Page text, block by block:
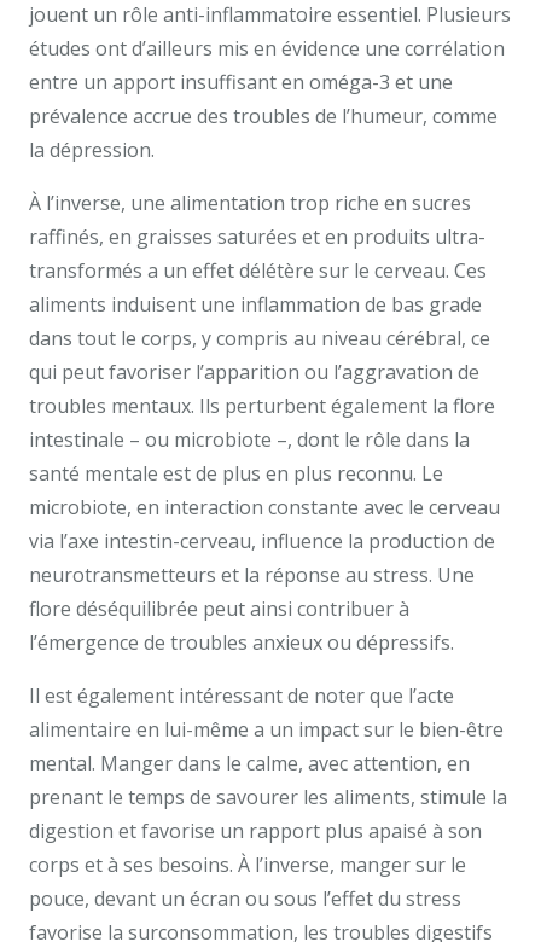
jouent un rôle anti-inflammatoire essentiel. Plusieurs
études ont d’ailleurs mis en évidence une corrélation
entre un apport insuffisant en oméga-3 et une
prévalence accrue des troubles de l’humeur, comme
la dépression.
À l’inverse, une alimentation trop riche en sucres
raffinés, en graisses saturées et en produits ultra-
transformés a un effet délétère sur le cerveau. Ces
aliments induisent une inflammation de bas grade
dans tout le corps, y compris au niveau cérébral, ce
qui peut favoriser l’apparition ou l’aggravation de
troubles mentaux. Ils perturbent également la flore
intestinale – ou microbiote –, dont le rôle dans la
santé mentale est de plus en plus reconnu. Le
microbiote, en interaction constante avec le cerveau
via l’axe intestin-cerveau, influence la production de
neurotransmetteurs et la réponse au stress. Une
flore déséquilibrée peut ainsi contribuer à
l’émergence de troubles anxieux ou dépressifs.
Il est également intéressant de noter que l’acte
alimentaire en lui-même a un impact sur le bien-être
mental. Manger dans le calme, avec attention, en
prenant le temps de savourer les aliments, stimule la
digestion et favorise un rapport plus apaisé à son
corps et à ses besoins. À l’inverse, manger sur le
pouce, devant un écran ou sous l’effet du stress
favorise la surconsommation, les troubles digestifs